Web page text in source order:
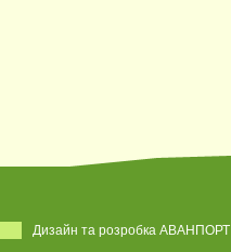
Дизайн та розробка АВАНПОРТ